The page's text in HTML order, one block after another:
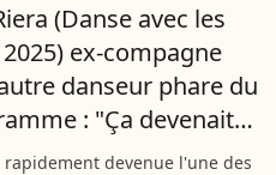
été en couple. Mais...
(Danse avec les
ex-compagne
danseur phare du
: "Ça devenait
rapidement devenue l'une des